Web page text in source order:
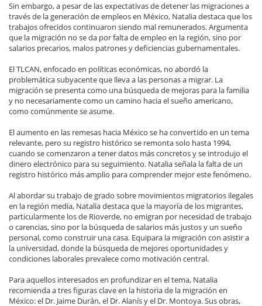
Sin embargo, a pesar de las expectativas de detener las migraciones a
través de la generación de empleos en México, Natalia destaca que los
trabajos ofrecidos continuaron siendo mal remunerados. Argumenta
que la migración no se da por falta de empleo en la región, sino por
salarios precarios, malos patrones y deficiencias gubernamentales.
El TLCAN, enfocado en políticas económicas, no abordó la
problemática subyacente que lleva a las personas a migrar. La
migración se presenta como una búsqueda de mejoras para la familia
y no necesariamente como un camino hacia el sueño americano,
como comúnmente se asume.
El aumento en las remesas hacia México se ha convertido en un tema
relevante, pero su registro histórico se remonta solo hasta 1994,
cuando se comenzaron a tener datos más concretos y se introdujo el
dinero electrónico para su seguimiento. Natalia señala la falta de un
registro histórico más amplio para comprender mejor este fenómeno.
Al abordar su trabajo de grado sobre movimientos migratorios ilegales
en la región media, Natalia destaca que la mayoría de los migrantes,
particularmente los de Rioverde, no emigran por necesidad de trabajo
o carencias, sino por la búsqueda de salarios más justos y un sueño
personal, como construir una casa. Equipara la migración con asistir a
la universidad, donde la búsqueda de mejores oportunidades y
condiciones laborales prevalece como motivación central.
Para aquellos interesados en profundizar en el tema, Natalia
recomienda a tres figuras clave en la historia de la migración en
México: el Dr. Jaime Durán, el Dr. Alanís y el Dr. Montoya. Sus obras,